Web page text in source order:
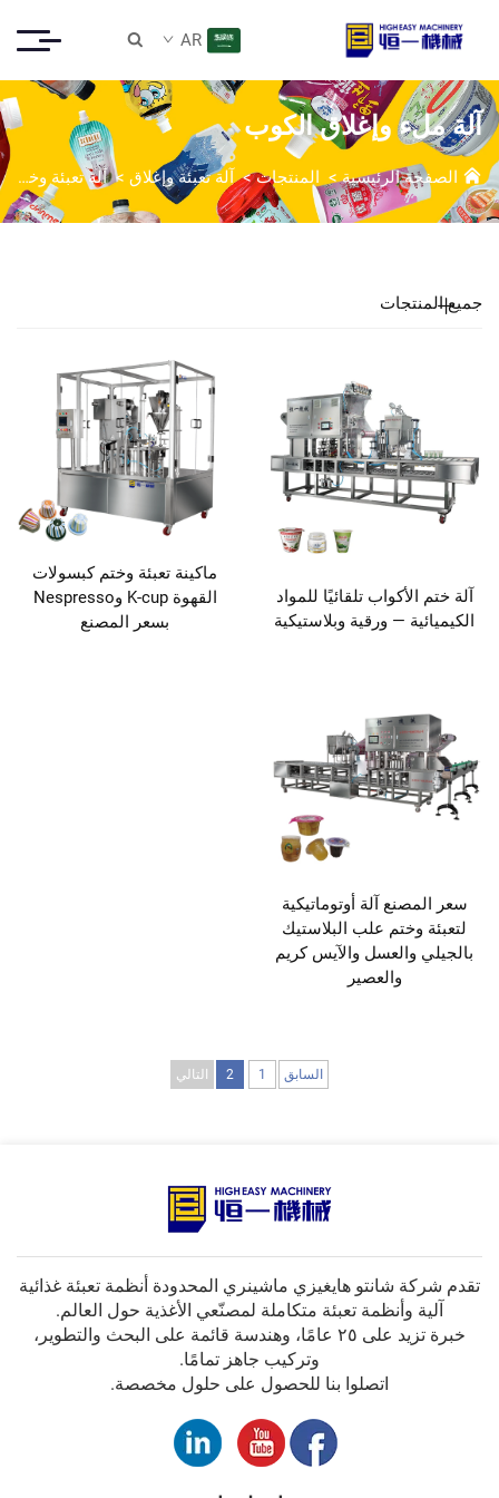
AR

آلة ملء وإغلاق الكوب
الصفحة الرئيسية> المنتجات>آلة تعبئة وإغلاق >آلة تعبئة وختم الأكواب
جميع المنتجات
آلة ختم الأكواب تلقائيًا للمواد
الكيميائية — ورقية وبلاستيكية
ماكينة تعبئة وختم كبسولات
القهوة K-cup وNespresso
بسعر المصنع
سعر المصنع آلة أوتوماتيكية
لتعبئة وختم علب البلاستيك
بالجيلي والعسل والآيس كريم
والعصير
السابق 1
2 التالي
تقدم شركة شانتو هايغيزي ماشينري المحدودة أنظمة تعبئة غذائية
آلية وأنظمة تعبئة متكاملة لمصنّعي الأغذية حول العالم.
خبرة تزيد على ٢٥ عامًا، وهندسة قائمة على البحث والتطوير،
وتركيب جاهز تمامًا.
اتصلوا بنا للحصول على حلول مخصصة.